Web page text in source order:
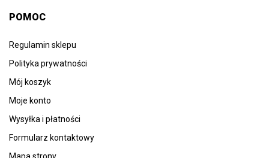
POMOC
Regulamin sklepu
Polityka prywatności
Mój koszyk
Moje konto
Wysyłka i płatności
Formularz kontaktowy